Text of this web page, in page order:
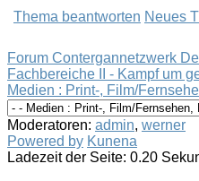
Thema beantworten Neues
Forum Contergannetzwerk
Fachbereiche II - Kampf um
Medien : Print-, Film/
Moderatoren: admin, werner
Powered by Kunena
Ladezeit der Seite: 0.20